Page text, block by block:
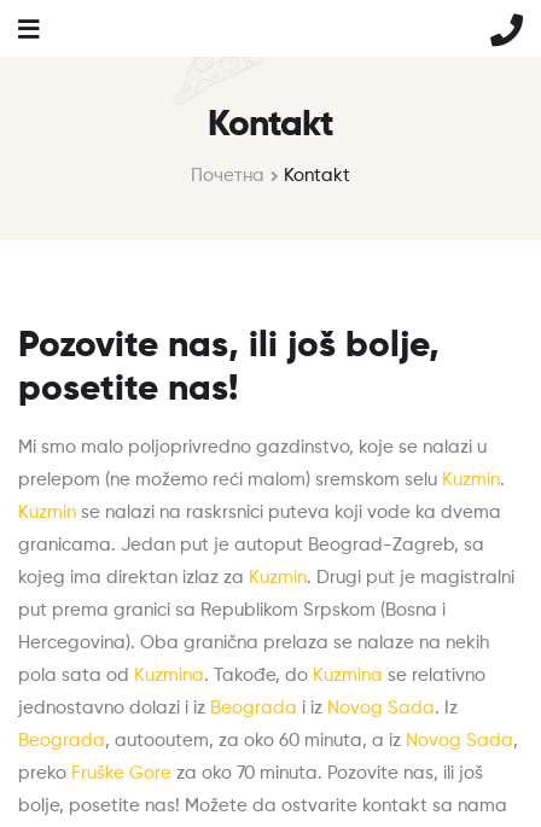
Kontakt
Почетна Kontakt
Pozovite nas, ili još bolje,
posetite nas!
Mi smo malo poljoprivredno gazdinstvo, koje se nalazi u
prelepom (ne možemo reći malom) sremskom selu Kuzmin.
Kuzmin se nalazi na raskrsnici puteva koji vode ka dvema
granicama. Jedan put je autoput Beograd-Zagreb, sa
kojeg ima direktan izlaz za Kuzmin. Drugi put je magistralni
put prema granici sa Republikom Srpskom (Bosna i
Hercegovina). Oba granična prelaza se nalaze na nekih
pola sata od Kuzmina. Takođe, do Kuzmina se relativno
jednostavno dolazi i iz Beograda i iz Novog Sada. Iz
Beograda, autooutem, za oko 60 minuta, a iz Novog Sada,
preko Fruške Gore za oko 70 minuta. Pozovite nas, ili još
bolje, posetite nas! Možete da ostvarite kontakt sa nama